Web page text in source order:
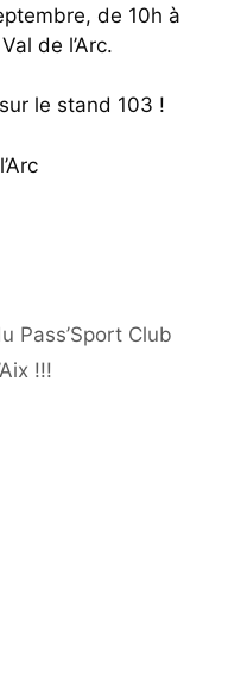
de 10h à
de l’Arc.
le stand 103 !
Pass’Sport Club
!!!